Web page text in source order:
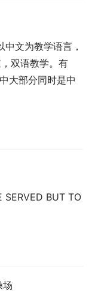
文为教学语言，
双语教学。有
大部分同时是中
SERVED BUT TO
场